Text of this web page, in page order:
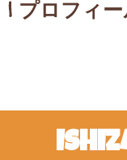
プロフィ